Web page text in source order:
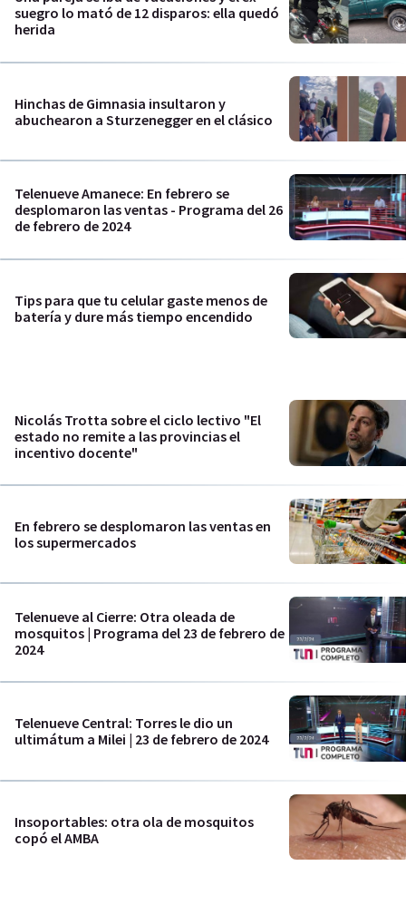
suegro lo mató de 12 disparos: ella quedó
herida
Hinchas de Gimnasia insultaron y
abuchearon a Sturzenegger en el clásico
Telenueve Amanece: En febrero se
desplomaron las ventas - Programa del 26
de febrero de 2024
Tips para que tu celular gaste menos de
batería y dure más tiempo encendido
Nicolás Trotta sobre el ciclo lectivo "El
estado no remite a las provincias el
incentivo docente"
En febrero se desplomaron las ventas en
los supermercados
Telenueve al Cierre: Otra oleada de
mosquitos | Programa del 23 de febrero de
2024
Telenueve Central: Torres le dio un
ultimátum a Milei | 23 de febrero de 2024
Insoportables: otra ola de mosquitos
copó el AMBA